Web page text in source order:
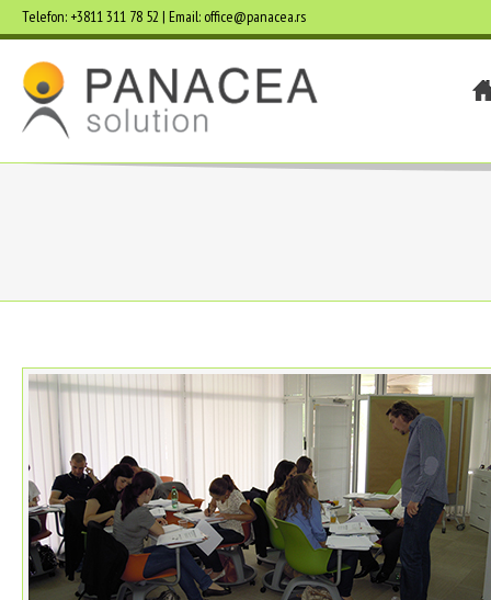
Telefon: +3811 311 78 52 | Email: office@panacea.rs